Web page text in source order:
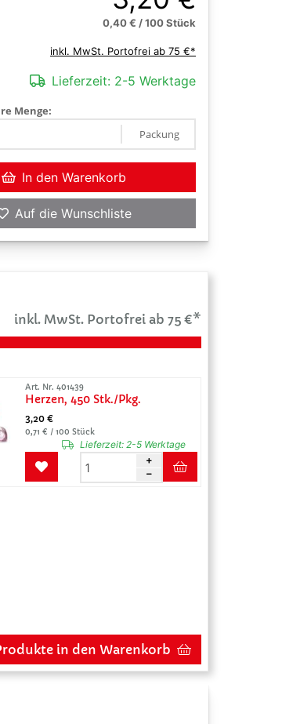
0,40 € / 100 Stück
inkl. MwSt. Portofrei ab 75 €*
Lieferzeit: 2-5 Werktage
Menge:
Packung
In den Warenkorb
Auf die Wunschliste
inkl. MwSt. Portofrei ab 75 €*
Art. Nr. 401439
Herzen, 450 Stk./Pkg.
3,20 €
0,71 € / 100 Stück
Lieferzeit: 2-5 Werktage
in den Warenkorb